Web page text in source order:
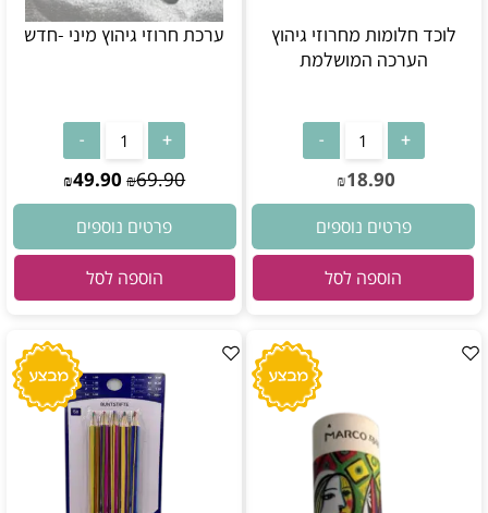
לוכד חלומות מחרוזי גיהוץ
הערכה המושלמת
₪18.90
פרטים נוספים
הוספה לסל
ערכת חרוזי גיהוץ מיני -חדש
₪69.90
₪49.90
פרטים נוספים
הוספה לסל